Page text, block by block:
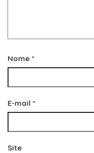
Nome *
E-mail *
Site